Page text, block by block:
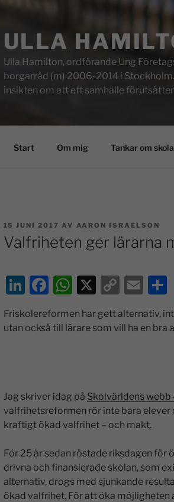
ULLA
Ulla Hamilton, ordförande Ung
borgarråd (m) 2006-2014 i
insikten om att ett samhälle
Start Om mig Tankar om
15 JUNI 2017 AV AARON ISRAELSON
Valfriheten ger lärarna
Li
n
k
F
a
c
o
k
W
h
at
p
X
C
o
p
k
E
m
ai
D
Friskolereformen har gett alternativ,
utan också till lärare som vill ha en
Jag skriver idag på Skolvärldens
valfrihetsreformen rör inte bara elever
kraftigt ökad valfrihet – och makt.
För 25 år sedan röstade riksdagen
drivna och finansierade skolan, som
alternativ, drogs med sjunkande
ökad valfrihet. För att öka